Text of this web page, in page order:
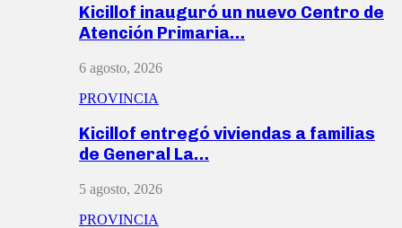
Kicillof inauguró un nuevo Centro de
Atención Primaria…
6 agosto, 2026
PROVINCIA
Kicillof entregó viviendas a familias
de General La…
5 agosto, 2026
PROVINCIA